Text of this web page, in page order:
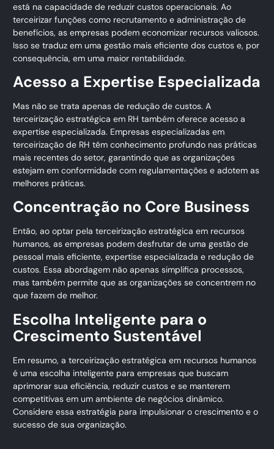
está na capacidade de reduzir custos operacionais. Ao
terceirizar funções como recrutamento e administração de
benefícios, as empresas podem economizar recursos valiosos.
Isso se traduz em uma gestão mais eficiente dos custos e, por
consequência, em uma maior rentabilidade.
Acesso a Expertise Especializada
Mas não se trata apenas de redução de custos. A
terceirização estratégica em RH também oferece acesso a
expertise especializada. Empresas especializadas em
terceirização de RH têm conhecimento profundo nas práticas
mais recentes do setor, garantindo que as organizações
estejam em conformidade com regulamentações e adotem as
melhores práticas.
Concentração no Core Business
Então, ao optar pela terceirização estratégica em recursos
humanos, as empresas podem desfrutar de uma gestão de
pessoal mais eficiente, expertise especializada e redução de
custos. Essa abordagem não apenas simplifica processos,
mas também permite que as organizações se concentrem no
que fazem de melhor.
Escolha Inteligente para o
Crescimento Sustentável
Em resumo, a terceirização estratégica em recursos humanos
é uma escolha inteligente para empresas que buscam
aprimorar sua eficiência, reduzir custos e se manterem
competitivas em um ambiente de negócios dinâmico.
Considere essa estratégia para impulsionar o crescimento e o
sucesso de sua organização.